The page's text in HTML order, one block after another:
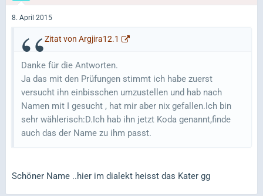
8. April 2015
Zitat von Argjira12.1
Danke für die Antworten.
Ja das mit den Prüfungen stimmt ich habe zuerst
versucht ihn einbisschen umzustellen und hab nach
Namen mit I gesucht , hat mir aber nix gefallen.Ich bin
sehr wählerisch:D.Ich hab ihn jetzt Koda genannt,finde
auch das der Name zu ihm passt.
Schöner Name ..hier im dialekt heisst das Kater gg